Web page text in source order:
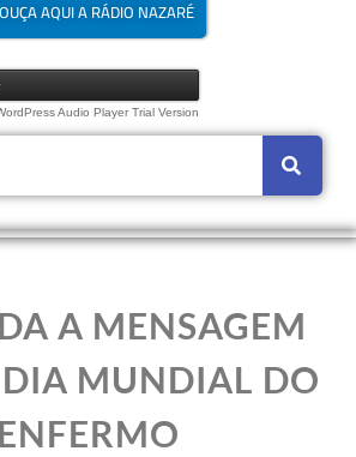
OUÇA AQUI A RÁDIO NAZARÉ
Audio Player Trial Version
A MENSAGEM
MUNDIAL DO
ENFERMO